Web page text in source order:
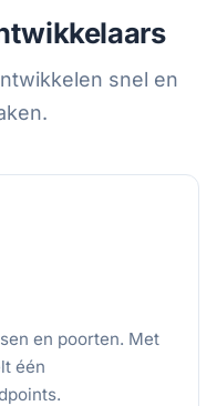
snel en
en poorten. Met
één